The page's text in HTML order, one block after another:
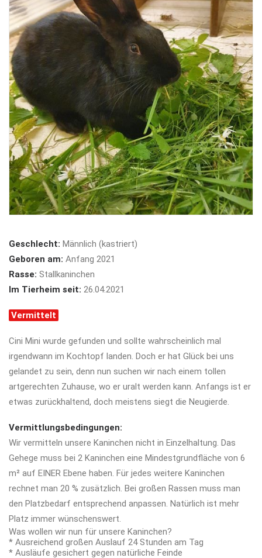
Geschlecht: Männlich (kastriert)
Geboren am: Anfang 2021
Rasse: Stallkaninchen
Im Tierheim seit: 26.04.2021
Vermittelt
Cini Mini wurde gefunden und sollte wahrscheinlich mal
irgendwann im Kochtopf landen. Doch er hat Glück bei uns
gelandet zu sein, denn nun suchen wir nach einem tollen
artgerechten Zuhause, wo er uralt werden kann. Anfangs ist er
etwas zurückhaltend, doch meistens siegt die Neugierde.
Vermittlungsbedingungen:
Wir vermitteln unsere Kaninchen nicht in Einzelhaltung. Das
Gehege muss bei 2 Kaninchen eine Mindestgrundfläche von 6
m² auf EINER Ebene haben. Für jedes weitere Kaninchen
rechnet man 20 % zusätzlich. Bei großen Rassen muss man
den Platzbedarf entsprechend anpassen. Natürlich ist mehr
Platz immer wünschenswert.
Was wollen wir nun für unsere Kaninchen?
* Ausreichend großen Auslauf 24 Stunden am Tag
* Ausläufe gesichert gegen natürliche Feinde